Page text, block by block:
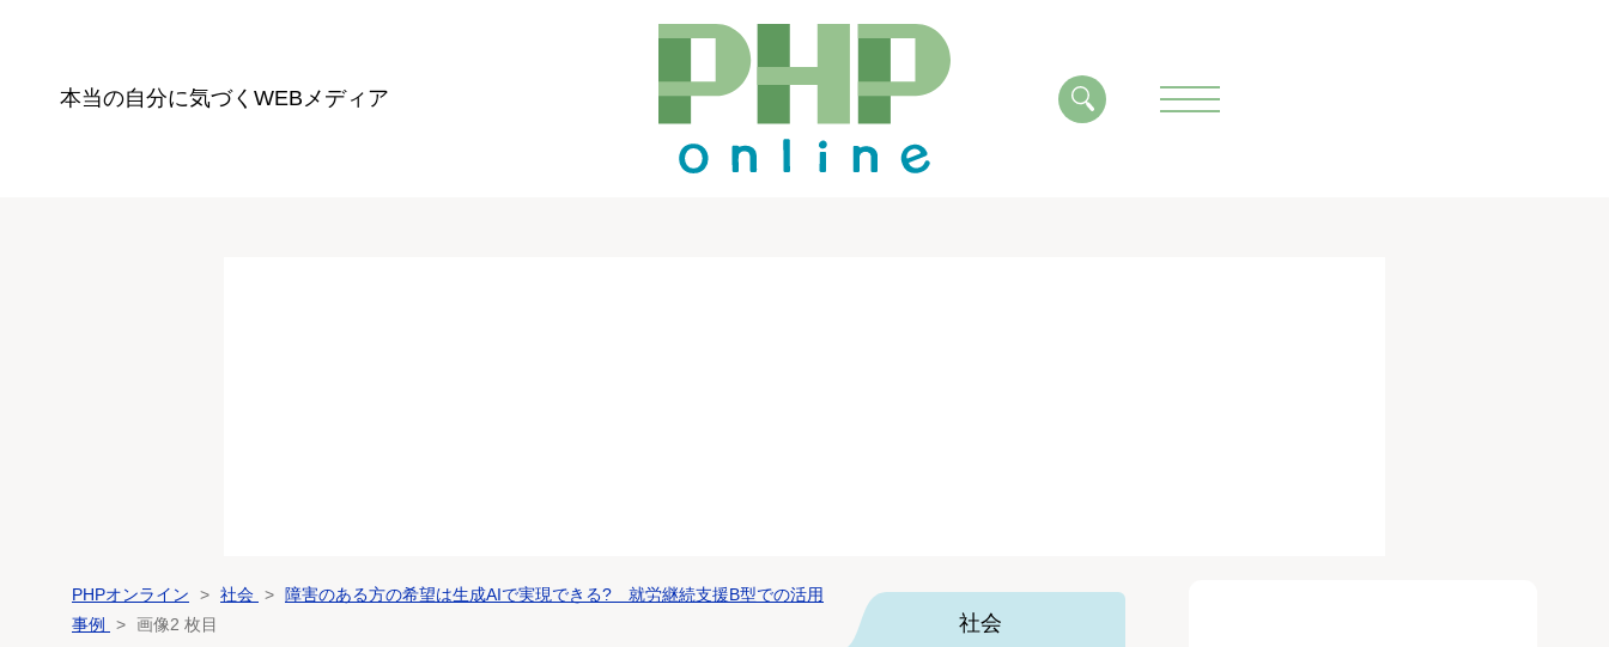
本当の自分に気づく WEBメディア
PHPオンライン 社会
障害のある方の希望は生成AIで実現できる? 就労継続支援B型での活用
事例
画像2 枚目 社会